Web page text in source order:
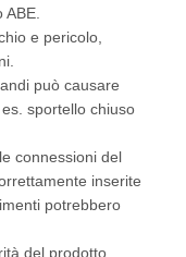
e pericolo,
può causare
sportello chiuso
connessioni del
inserite
potrebbero
del prodotto